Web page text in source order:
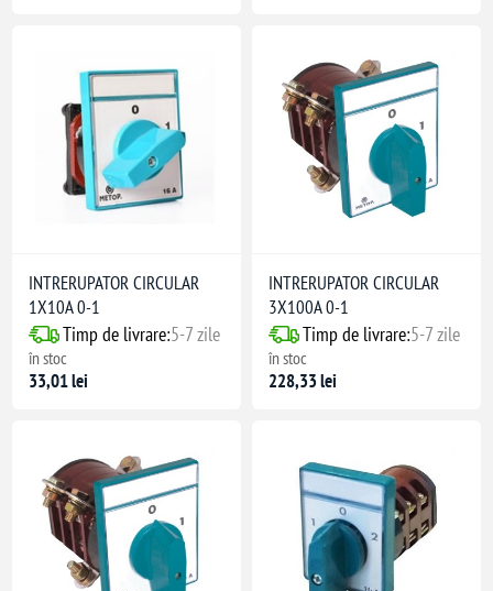
INTRERUPATOR CIRCULAR
1X10A 0-1
Timp de livrare:5-7 zile
în stoc
33,01 lei
INTRERUPATOR CIRCULAR
3X100A 0-1
Timp de livrare:5-7 zile
în stoc
228,33 lei